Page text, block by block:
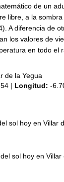
de un
libre, a la sombra
A diferencia de
los valores de
en todo el
de la Yegua
| Longitud: -
sol hoy en Villar
sol hoy en Villar